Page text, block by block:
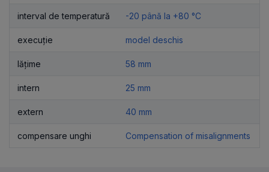
interval de temperatură -20 până la +80 °C
execuție model deschis
lățime 58 mm
intern 25 mm
extern 40 mm
compensare unghi Compensation of misalignments